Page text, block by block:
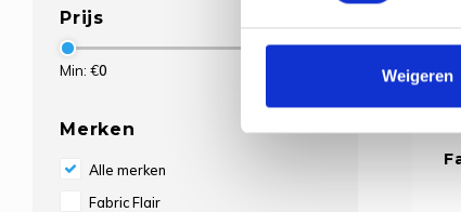
Weigeren
Prijs
Min: €0
Merken
Alle merken
Fabric Flair